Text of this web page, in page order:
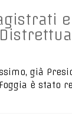
già
è stato